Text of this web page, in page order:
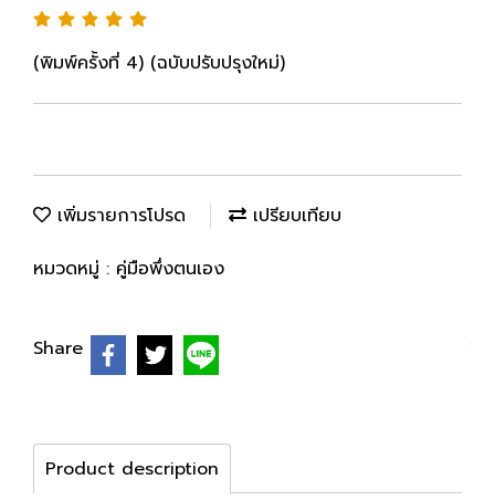
(พิมพ์ครั้งที่ 4) (ฉบับปรับปรุงใหม่)
เพิ่มรายการโปรด
เปรียบเทียบ
หมวดหมู่ : คู่มือพึ่งตนเอง
Share
Product description